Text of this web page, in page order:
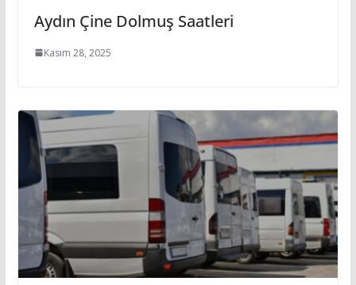
Aydın Çine Dolmuş Saatleri
Kasım 28, 2025